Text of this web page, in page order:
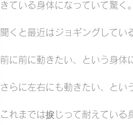
きている身体になっていて驚く。
聞くと最近はジョギングしてい
前に前に動きたい、という身体
さらに左右にも動きたい、とい
これまでは捩じって耐えている